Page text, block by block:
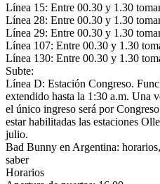
Línea 15: Entre 00.30 y 1.30
Línea 28: Entre 00.30 y 1.30
Línea 29: Entre 00.30 y 1.30
Línea 107: Entre 00.30 y 1.30
Línea 130: Entre 00.30 y 1.30
Subte:
Línea D: Estación Congreso.
extendido hasta la 1:30 a.m. Una
el único ingreso será por
estar habilitadas las estaciones
julio.
Bad Bunny en Argentina:
saber
Horarios